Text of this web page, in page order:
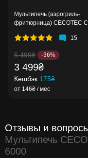
Мультипечь (аэрогриль-
фритюрница) CECOTEC
15
5 499₴ -36%
3 499₴
Кешбэк 175₴
от 146₴ / мес
Отзывы и
Мультипечь
6000